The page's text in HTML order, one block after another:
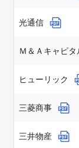
光通信
Ｍ＆Ａキャピ
ヒューリック
三菱商事
三井物産